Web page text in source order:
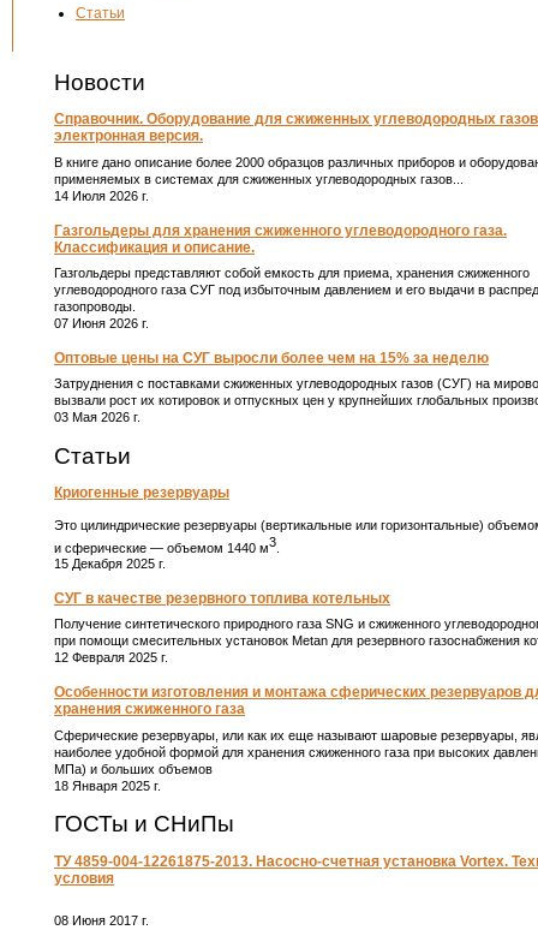
Статьи
Новости
Справочник. Оборудование для сжиженных углеводородных
электронная версия.
В книге дано описание более 2000 образцов различных приборов и
применяемых в системах для сжиженных углеводородных газов...
14 Июля 2026 г.
Газгольдеры для хранения сжиженного углеводородного газа.
Классификация и описание.
Газгольдеры представляют собой емкость для приема, хранения сжиженного
углеводородного газа СУГ под избыточным давлением и его выдачи в
газопроводы.
07 Июня 2026 г.
Оптовые цены на СУГ выросли более чем на 15% за неделю
Затруднения с поставками сжиженных углеводородных газов (СУГ) на
вызвали рост их котировок и отпускных цен у крупнейших глобальных
03 Мая 2026 г.
Статьи
Криогенные резервуары
Это цилиндрические резервуары (вертикальные или горизонтальные)
и сферические ― объемом 1440 м3
15 Декабря 2025 г.
СУГ в качестве резервного топлива котельных
Получение синтетического природного газа SNG и сжиженного
при помощи смесительных установок Metan для резервного газоснабжения
12 Февраля 2025 г.
Особенности изготовления и монтажа сферических резервуаров
хранения сжиженного газа
Сферические резервуары, или как их еще называют шаровые резервуары,
наиболее удобной формой для хранения сжиженного газа при высоких
МПа) и больших объемов
18 Января 2025 г.
ГОСТы и СНиПы
ТУ 4859-004-12261875-2013. Насосно-счетная установка Vortex.
условия
08 Июня 2017 г.